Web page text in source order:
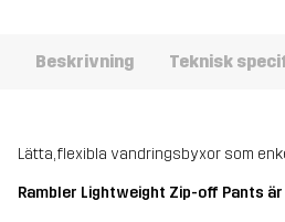
Beskrivning Teknisk
Lätta, flexibla vandringsbyxor som
Rambler Lightweight Zip-off Pants